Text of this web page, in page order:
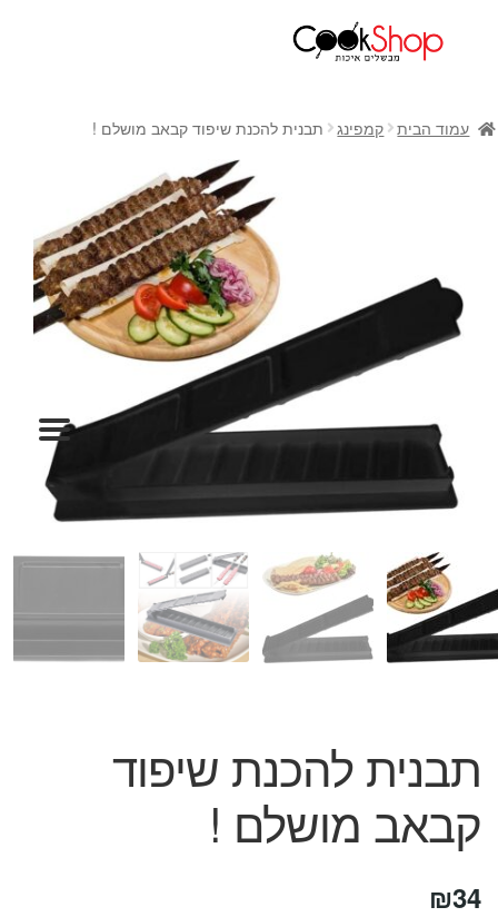
חנות
מוצרי חשמל למטבח
גאדג'טס וכלי מטבח
אחסון למטבח
קפה ותה
גיפט קארד
כלי בית
המותגים שלנו
מתנות לחנוכת בית
מתנות למטבח
מתכונים שלכם
מאמרים
עמוד הבית קמפינג תבנית להכנת שיפוד קבאב מושלם !
תבנית להכנת שיפוד
קבאב מושלם !
₪34